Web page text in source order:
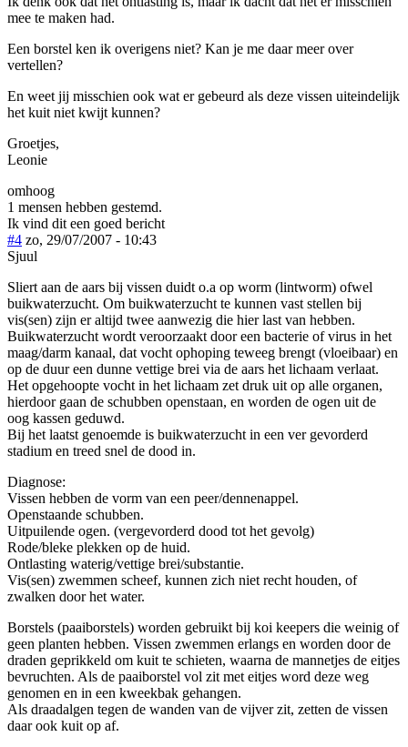
mee te maken had.
Een borstel ken ik overigens niet? Kan je me daar meer over
vertellen?
En weet jij misschien ook wat er gebeurd als deze vissen uiteindelijk
het kuit niet kwijt kunnen?
Groetjes,
Leonie
omhoog
1 mensen hebben gestemd.
Ik vind dit een goed bericht
#4 zo, 29/07/2007 - 10:43
Sjuul
Sliert aan de aars bij vissen duidt o.a op worm (lintworm) ofwel
buikwaterzucht. Om buikwaterzucht te kunnen vast stellen bij
vis(sen) zijn er altijd twee aanwezig die hier last van hebben.
Buikwaterzucht wordt veroorzaakt door een bacterie of virus in het
maag/darm kanaal, dat vocht ophoping teweeg brengt (vloeibaar) en
op de duur een dunne vettige brei via de aars het lichaam verlaat.
Het opgehoopte vocht in het lichaam zet druk uit op alle organen,
hierdoor gaan de schubben openstaan, en worden de ogen uit de
oog kassen geduwd.
Bij het laatst genoemde is buikwaterzucht in een ver gevorderd
stadium en treed snel de dood in.
Diagnose:
Vissen hebben de vorm van een peer/dennenappel.
Openstaande schubben.
Uitpuilende ogen. (vergevorderd dood tot het gevolg)
Rode/bleke plekken op de huid.
Ontlasting waterig/vettige brei/substantie.
Vis(sen) zwemmen scheef, kunnen zich niet recht houden, of
zwalken door het water.
Borstels (paaiborstels) worden gebruikt bij koi keepers die weinig of
geen planten hebben. Vissen zwemmen erlangs en worden door de
draden geprikkeld om kuit te schieten, waarna de mannetjes de eitjes
bevruchten. Als de paaiborstel vol zit met eitjes word deze weg
genomen en in een kweekbak gehangen.
Als draadalgen tegen de wanden van de vijver zit, zetten de vissen
daar ook kuit op af.